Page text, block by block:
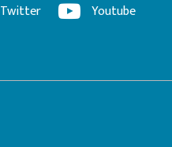
Twitter Youtube